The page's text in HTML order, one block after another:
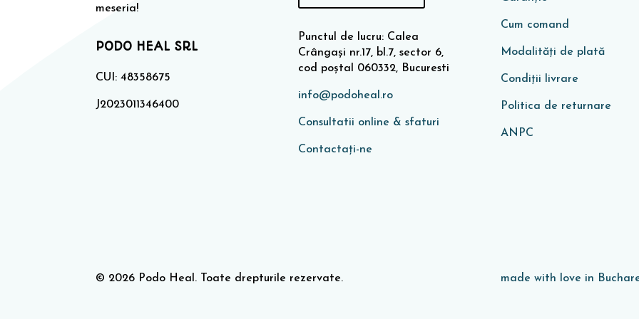
meseria!
PODO HEAL SRL
CUI: 48358675
J2023011346400
Punctul de lucru: Calea
Crângași nr.17, bl.7, sector 6,
cod poștal 060332, Bucuresti
info@podoheal.ro
Consultatii online & sfaturi
Contactați-ne
Cum comand
Modalități de plată
Condiţii livrare
Politica de returnare
ANPC
© 2026 Podo Heal. Toate drepturile rezervate. made with love in